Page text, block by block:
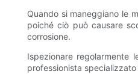
Quando si maneggiano le
poiché ciò può causare
corrosione.
Ispezionare regolarmente
professionista